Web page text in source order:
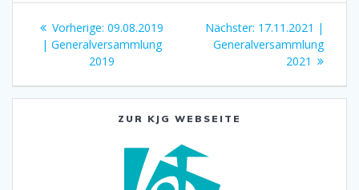
Beitragsnavigation
Vorherige: Vorheriger
Beitrag:
09.08.2019
| Generalversammlung
2019
Nächster: Nächster
Beitrag:
17.11.2021 |
Generalversammlung
2021
ZUR KJG WEBSEITE